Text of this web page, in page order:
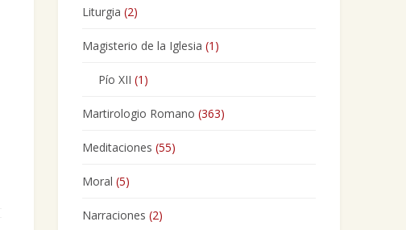
Liturgia (2)
Magisterio de la Iglesia (1)
Pío XII (1)
Martirologio Romano (363)
Meditaciones (55)
Moral (5)
Narraciones (2)